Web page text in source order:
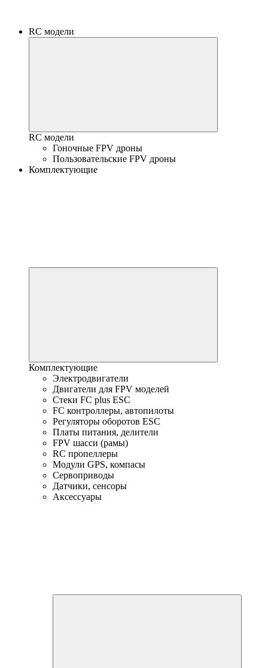
RC модели
RC модели
Гоночные FPV дроны
Пользовательские FPV дроны
Комплектующие
Комплектующие
Электродвигатели
Двигатели для FPV моделей
Стеки FC plus ESC
FC контроллеры, автопилоты
Регуляторы оборотов ESC
Платы питания, делители
FPV шасси (рамы)
RC пропеллеры
Модули GPS, компасы
Сервоприводы
Датчики, сенсоры
Аксессуары